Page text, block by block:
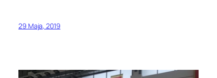
29 Maja, 2019